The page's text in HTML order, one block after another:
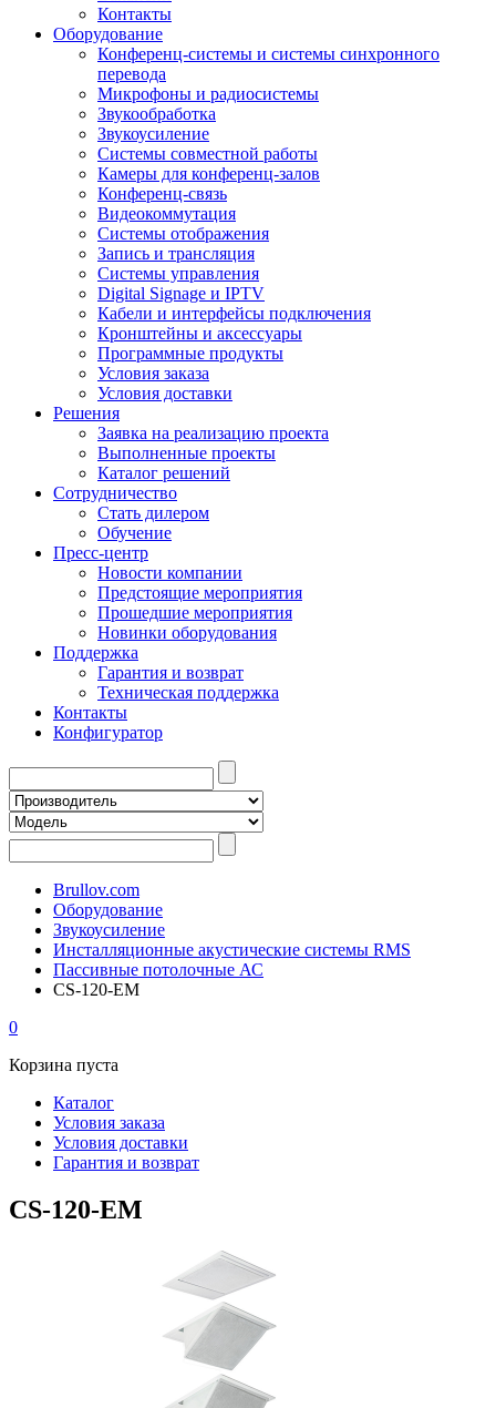
Контакты
Оборудование
Конференц-системы и системы синхронного
перевода
Микрофоны и радиосистемы
Звукообработка
Звукоусиление
Системы совместной работы
Камеры для конференц-залов
Конференц-связь
Видеокоммутация
Системы отображения
Запись и трансляция
Системы управления
Digital Signage и IPTV
Кабели и интерфейсы подключения
Кронштейны и аксессуары
Программные продукты
Условия заказа
Условия доставки
Решения
Заявка на реализацию проекта
Выполненные проекты
Каталог решений
Сотрудничество
Стать дилером
Обучение
Пресс-центр
Новости компании
Предстоящие мероприятия
Прошедшие мероприятия
Новинки оборудования
Поддержка
Гарантия и возврат
Техническая поддержка
Контакты
Конфигуратор
Brullov.com
Оборудование
Звукоусиление
Инсталляционные акустические системы RMS
Пассивные потолочные АС
CS-120-EM
0
Корзина пуста
Каталог
Условия заказа
Условия доставки
Гарантия и возврат
CS-120-EM